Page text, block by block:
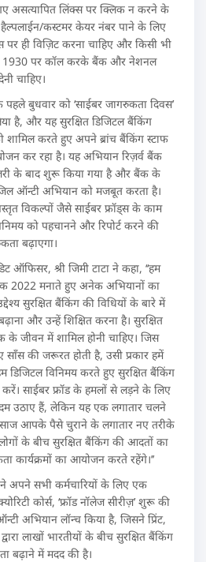
असत्यापित लिंक्स पर क्लिक न करने के
हैल्पलाईन/कस्टमर केयर नंबर पाने के लिए
ही विज़िट करना चाहिए और किसी भी
1930 पर कॉल करके बैंक और नेशनल
चाहिए।
बुधवार को ‘साईबर जागरुकता दिवस’
है, और यह सुरक्षित डिजिटल बैंकिंग
शामिल करते हुए अपने ब्रांच बैंकिंग स्टाफ
कर रहा है। यह अभियान रिज़र्व बैंक
के बाद शुरू किया गया है और बैंक के
ऑन्टी अभियान को मजबूत करता है।
विकल्पों जैसे साईबर फ्रॉड्स के काम
को पहचानने और रिपोर्ट करने की
बढ़ाएगा।
श्री जिमी टाटा ने कहा, ‘‘हम
2022 मनाते हुए अनेक अभियानों का
सुरक्षित बैंकिंग की विधियों के बारे में
और उन्हें शिक्षित करना है। सुरक्षित
के जीवन में शामिल होनी चाहिए। जिस
साँस की जरूरत होती है, उसी प्रकार हमें
डिजिटल विनिमय करते हुए सुरक्षित बैंकिंग
साईबर फ्रॉड के हमलों से लड़ने के लिए
उठाए हैं, लेकिन यह एक लगातार चलने
आपके पैसे चुराने के लगातार नए तरीके
के बीच सुरक्षित बैंकिंग की आदतों का
कार्यक्रमों का आयोजन करते रहेंगे।’’
अपने सभी कर्मचारियों के लिए एक
कोर्स, ‘फ्रॉड नॉलेज सीरीज़’ शुरू की
अभियान लॉन्च किया है, जिसने प्रिंट,
लाखों भारतीयों के बीच सुरक्षित बैंकिंग
बढ़ाने में मदद की है।